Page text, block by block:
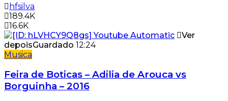
hfsilva
189.4K
16.6K
Ver
depoisGuardado 12:24
Musica
Feira de Boticas – Adilia de Arouca vs
Borguinha – 2016